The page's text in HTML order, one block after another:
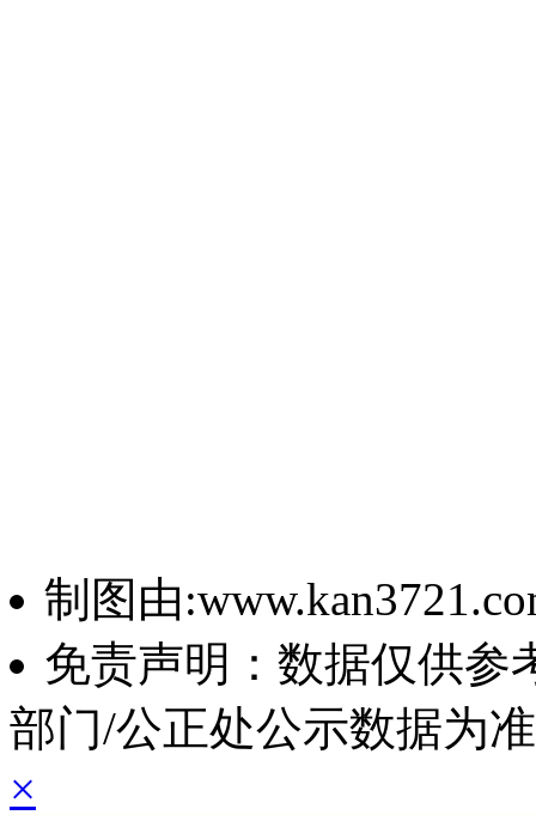
制图由
免责声明：数据仅供参
部门/公正处公示数据为
×